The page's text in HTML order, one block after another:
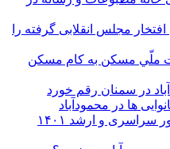
مجلس انقلابی گرفته را
ملّي مسکن به کام مسکن
در سمنان رقم خورد
ها در محمودآباد
زمان ثبت نام و برگزاری کنکور سراسری و ارشد ۱۴۰۱